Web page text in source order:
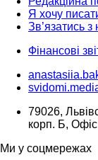
Я хочу
Зв’язатись з
Фінансові
79026,
корп. Б,
Ми у соцмережах